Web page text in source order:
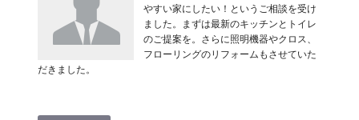
やすい家にしたい！というご相談を受け
ました。まずは最新のキッチンとトイレ
のご提案を。さらに照明機器やクロス、
フローリングのリフォームもさせていた
だきました。